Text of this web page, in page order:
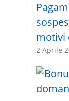
motivi
2 Aprile